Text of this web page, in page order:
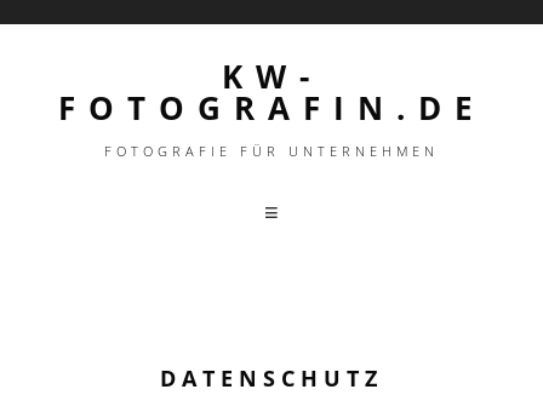
KW-
FOTOGRAFIN.DE
FOTOGRAFIE FÜR UNTERNEHMEN
DATENSCHUTZ